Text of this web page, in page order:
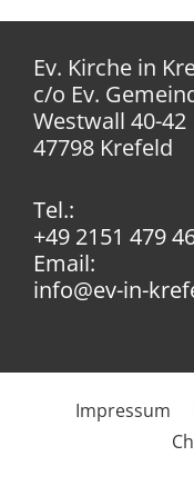
Ev. Kirche in
c/o Ev.
Westwall 40-42
47798 Krefeld
Tel.:
+49 2151 479
Email:
info@ev-in-
Impressum